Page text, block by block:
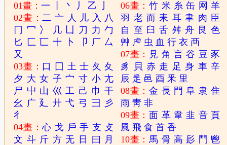
01畫：一 丶 丿 乙
02畫：二 亠 人 儿 入 八
冂 冖 冫 几 凵 刀 力 勹
匕 匚 匸 十 卜 卩 厂 厶
又
03畫： 口 囗 土 士 夂 夊
夕 大 女 子 宀 寸 小 尢
尸 屮 山 巛 工 己 巾 干
幺 广 廴 廾 弋 弓 彐
彡
彳
04畫：心 戈 戶 手 支 攴
文 斗 斤 方 无 日 曰 月
06畫：竹 米 糸 缶 网 羊
羽 老 而 耒 耳 聿 肉 臣
自 至 臼 舌 舛 舟 艮 色
艸 虍 虫 血 行 衣 襾
07畫： 見 角 言 谷 豆 豕
豸
貝 赤 走 足 身 車 辛
辰 辵 邑 酉 釆 里
08畫：金 長 門 阜 隶 隹
雨 靑 非
09畫： 面 革 韋 韭 音 頁
風 飛 食 首 香
10畫：馬 骨 高 髟 鬥 鬯